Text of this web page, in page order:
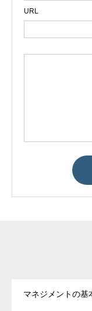
URL
マネジメントの基